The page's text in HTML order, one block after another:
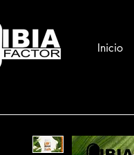
Inicio